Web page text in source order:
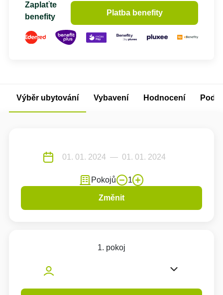
Zaplaťte
benefity
Platba benefity
Výběr ubytování Vybavení Hodnocení
Pokojů 1
Změnit
1. pokoj